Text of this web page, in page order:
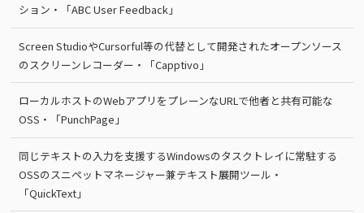
ション・「ABC User Feedback」
Screen StudioやCursorful等の代替として開発されたオープンソース
のスクリーンレコーダー・「Capptivo」
ローカルホストのWebアプリをプレーンなURLで他者と共有可能な
OSS・「PunchPage」
同じテキストの入力を支援するWindowsのタスクトレイに常駐する
OSSのスニペットマネージャー兼テキスト展開ツール・
「QuickText」